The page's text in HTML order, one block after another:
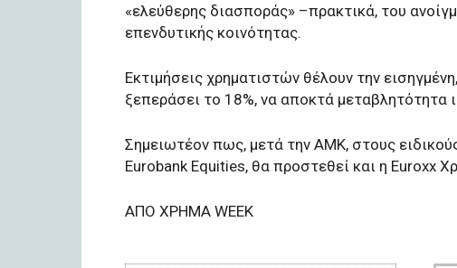
«ελεύθερης διασποράς» –πρακτικά, του
επενδυτικής κοινότητας.
Εκτιμήσεις χρηματιστών θέλουν την
ξεπεράσει το 18%, να αποκτά μεταβλητότητα
Σημειωτέον πως, μετά την ΑΜΚ, στους
Eurobank Equities, θα προστεθεί και η Euroxx
ΑΠΟ ΧΡΗΜΑ WEEK